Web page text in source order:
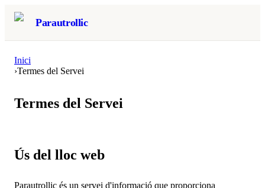
Parautrollic
Inici
›Termes del Servei
Termes del Servei
Ús del lloc web
Parautrollic és un servei d'informació que proporciona